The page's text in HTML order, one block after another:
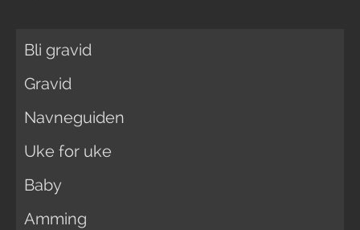
Bli gravid
Gravid
Navneguiden
Uke for uke
Baby
Amming